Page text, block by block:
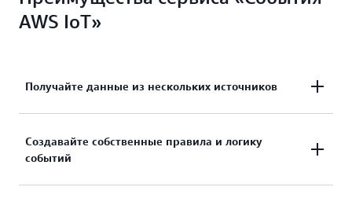
AWS IoT»
Получайте данные из нескольких источников
Сбор данных из различных источников для
определения состояния процессов или устройств
Создавайте собственные правила и логику
событий